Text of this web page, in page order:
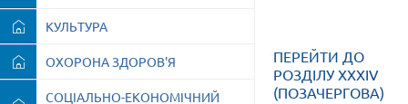
КУЛЬТУРА
ОХОРОНА ЗДОРОВ'Я
СОЦІАЛЬНО-ЕКОНОМІЧНИЙ
ПЕРЕЙТИ ДО
РОЗДІЛУ XXXІV
(ПОЗАЧЕРГОВА)